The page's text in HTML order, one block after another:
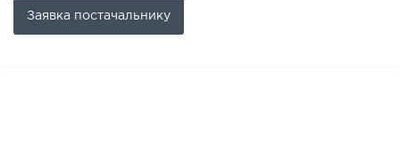
Заявка постачальнику